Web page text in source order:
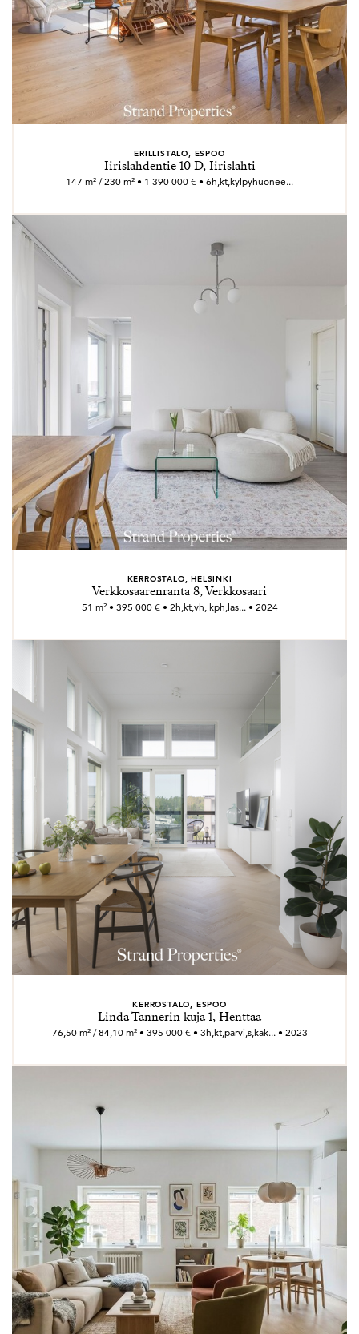
ERILLISTALO, ESPOO
Iirislahdentie 10 D, Iirislahti
147 m² / 230 m² • 1 390 000 € • 6h,kt,kylpyhuonee...
KERROSTALO, HELSINKI
Verkkosaarenranta 8, Verkkosaari
51 m² • 395 000 € • 2h,kt,vh, kph,las... • 2024
KERROSTALO, ESPOO
Linda Tannerin kuja 1, Henttaa
76,50 m² / 84,10 m² • 395 000 € • 3h,kt,parvi,s,kak... • 2023